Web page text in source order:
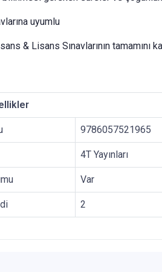
uyumlu
& Lisans Sınavlarının tamamını
9786057521965
4T Yayınları
Var
2